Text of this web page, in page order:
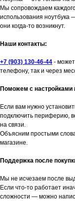
Мы сопровождаем
использования ноутбука
они когда-то возникнут.
Наши контакты:
+7 (903) 130-46-44 -
телефону, так и через
Поможем с настройками
Если вам нужно
подключить периферию,
на связи.
Объясним простыми
магазине.
Поддержка после
Мы не исчезаем после
Если что-то работает
сложности — можно